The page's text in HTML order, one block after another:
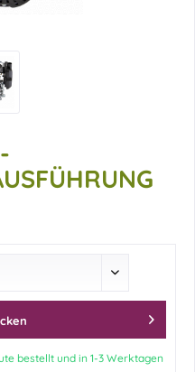
bestellt und in 1-3 Werktagen